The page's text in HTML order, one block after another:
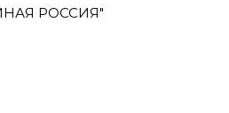
РОССИЯ"